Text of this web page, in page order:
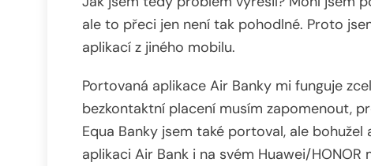
ale to přeci jen není tak pohodlné. Proto
aplikací z jiného mobilu.
Portovaná aplikace Air Banky mi funguje
bezkontaktní placení musím zapomenout,
Equa Banky jsem také portoval, ale
aplikaci Air Bank i na svém Huawei/